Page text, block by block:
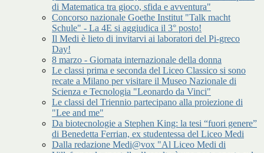
di Matematica tra gioco, sfida e avventura"
Concorso nazionale Goethe Institut "Talk macht
Schule" - La 4E si aggiudica il 3° posto!
Il Medi è lieto di invitarvi ai laboratori del Pi-greco
Day!
8 marzo - Giornata internazionale della donna
Le classi prima e seconda del Liceo Classico si sono
recate a Milano per visitare il Museo Nazionale di
Scienza e Tecnologia "Leonardo da Vinci"
Le classi del Triennio partecipano alla proiezione di
"Lee and me"
Da biotecnologie a Stephen King: la tesi “fuori genere”
di Benedetta Ferrian, ex studentessa del Liceo Medi
Dalla redazione Medi@vox "Al Liceo Medi di